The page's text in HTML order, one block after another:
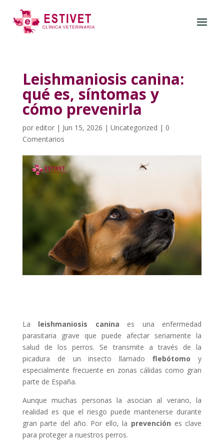
Leishmaniosis canina:
qué es, síntomas y
cómo prevenirla
por editor| Jun 15, 2026 | Uncategorized | 0
Comentarios
La leishmaniosis canina es una enfermedad
parasitaria grave que puede afectar seriamente la
salud de los perros. Se transmite a través de la
picadura de un insecto llamadoflebótomo y
especialmente frecuente en zonas cálidas como gran
parte de España.
Aunque muchas personas la asocian al verano, la
realidad es que el riesgo puede mantenerse durante
gran parte del año. Por ello, la prevención es clave
para proteger a nuestros perros.